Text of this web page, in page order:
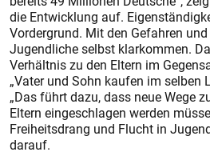
die Entwicklung auf.
Vordergrund. Mit den Gefahren
Jugendliche selbst klarkommen.
Verhältnis zu den Eltern im
„Vater und Sohn kaufen im selben
„Das führt dazu, dass neue Wege
Eltern eingeschlagen werden
Freiheitsdrang und Flucht in
darauf.